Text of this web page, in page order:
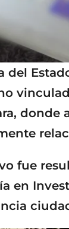
del
donde
fue
en